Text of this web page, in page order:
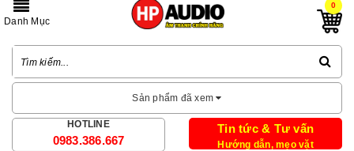
0
Danh Mục
Sản phẩm đã xem
HOTLINE
0983.386.667
Tin tức & Tư vấn
Hướng dẫn, mẹo vặt